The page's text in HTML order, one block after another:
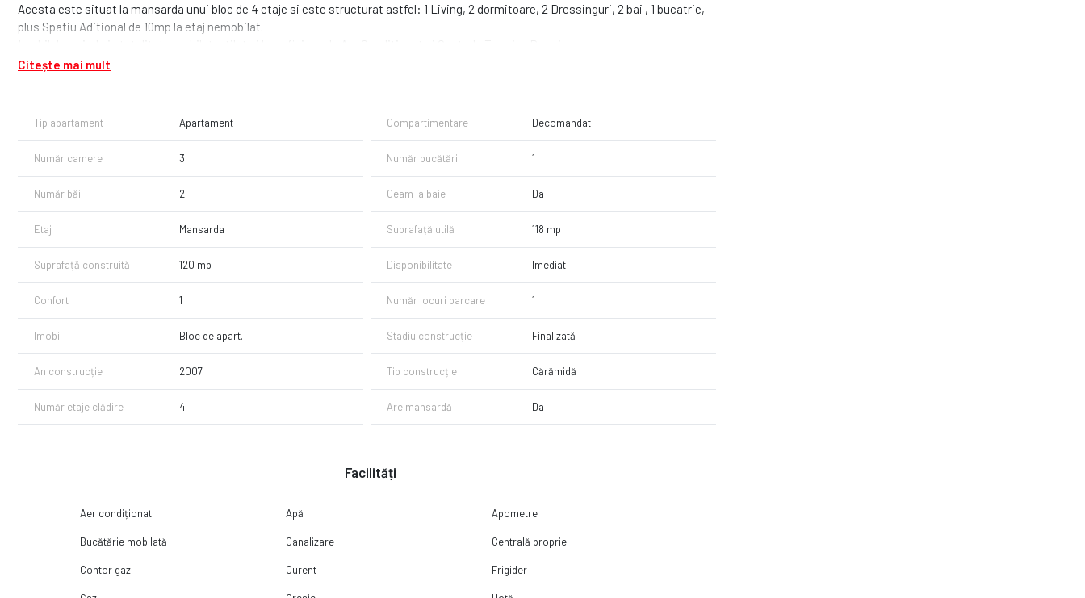
Acesta este situat la mansarda unui bloc de 4 etaje si este structurat astfel: 1 Living, 2 dormitoare, 2 Dressinguri, 2 bai , 1 bucatrie,
plus Spatiu Aditional de 10mp la etaj nemobilat.
Mobila si electrocasnicele pe care le regasim in Apartament sunt de cea mai buna calitate.
Citește mai mult
Tip apartament Apartament Compartimentare Decomandat
Număr camere 3 Număr bucătării 1
Număr băi 2 Geam la baie Da
Etaj Mansarda Suprafață utilă 118 mp
Suprafață construită 120 mp Disponibilitate Imediat
Confort 1 Număr locuri parcare 1
Imobil Bloc de apart. Stadiu construcție Finalizată
An construcție 2007 Tip construcție Cărămidă
Număr etaje clădire 4 Are mansardă Da
Facilități
Aer condiționat Apă Apometre
Bucătărie mobilată Canalizare Centrală proprie
Contor gaz Curent Frigider